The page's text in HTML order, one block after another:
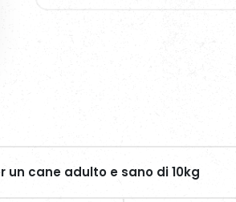
cane adulto e sano di 10kg